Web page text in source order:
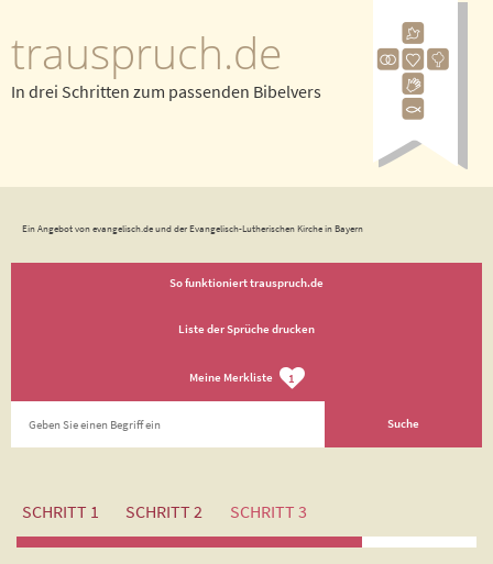
trauspruch.de
In drei Schritten zum passenden Bibelvers
Ein Angebot von evangelisch.de und der Evangelisch-Lutherischen Kirche in Bayern
So funktioniert trauspruch.de
Liste der Sprüche drucken
Meine Merkliste 1
SCHRITT 1 SCHRITT 2 SCHRITT 3